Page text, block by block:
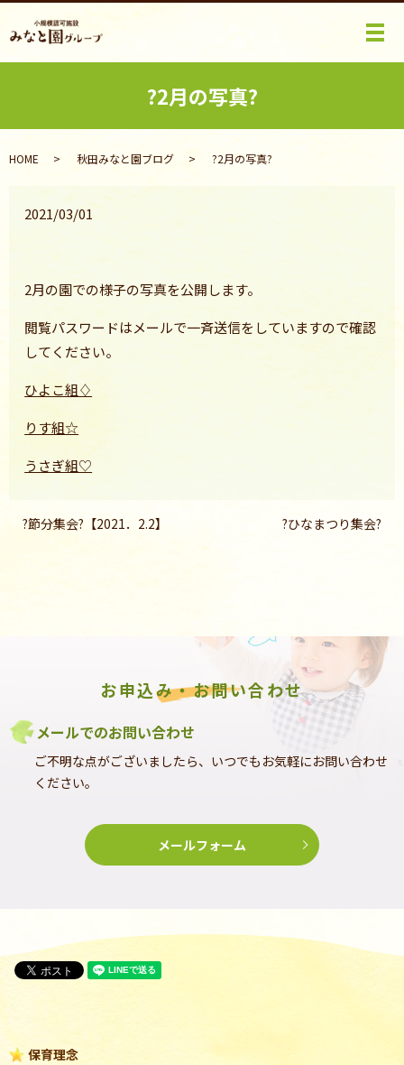
メ
?2月の写真?
HOME 秋田みなと園ブログ ?2月の写真?
2021/03/01
2月の園での様子の写真を公開します。
閲覧パスワードはメールで一斉送信をしていますので確認
してください。
ひよこ組♢
りす組☆
うさぎ組♡
?節分集会?【2021．2.2】 ?ひなまつり集会?
お申込み・お問い合わせ
メールでのお問い合わせ
ご不明な点がございましたら、いつでもお気軽にお問い合わせ
ください。
メールフォーム
保育理念